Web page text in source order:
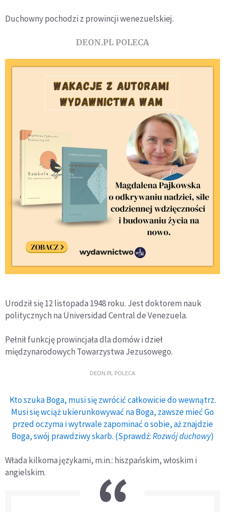
Duchowny pochodzi z prowincji wenezuelskiej.
DEON.PL POLECA
Urodził się 12 listopada 1948 roku. Jest doktorem nauk
politycznych na Universidad Central de Venezuela.
Pełnił funkcję prowincjała dla domów i dzieł
międzynarodowych Towarzystwa Jezusowego.
DEON.PL POLECA
Kto szuka Boga, musi się zwrócić całkowicie do wewnątrz.
Musi się wciąż ukierunkowywać na Boga, zawsze mieć Go
przed oczyma i wytrwale zapominać o sobie, aż znajdzie
Boga, swój prawdziwy skarb. (Sprawdź:Rozwój duchowy)
Włada kilkoma językami, m.in.: hiszpańskim, włoskim i
angielskim.